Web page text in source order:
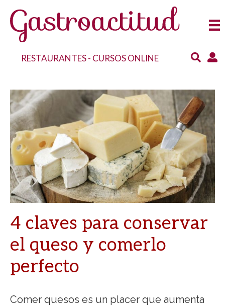
RESTAURANTES- CURSOS ONLINE
4 claves para conservar
el queso y comerlo
perfecto
Comer quesos es un placer que aumenta